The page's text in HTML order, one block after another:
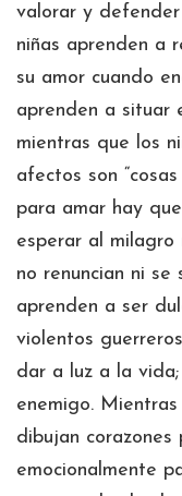
valorar y
niñas aprenden a
su amor cuando
aprenden a situar
mientras que los
afectos son
para amar hay
esperar al milagro
no renuncian ni se
aprenden a ser
violentos
dar a luz a la
enemigo.
dibujan
emocionalmente